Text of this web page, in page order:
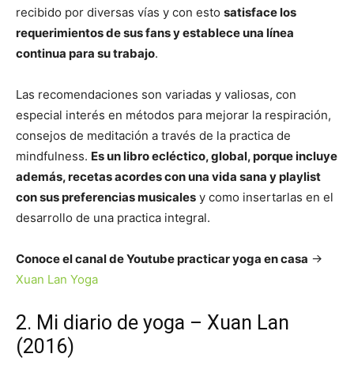
recibido por diversas vías y con esto satisface los
requerimientos de sus fans y establece una línea
continua para su trabajo.
Las recomendaciones son variadas y valiosas, con
especial interés en métodos para mejorar la respiración,
consejos de meditación a través de la practica de
mindfulness. Es un libro ecléctico, global, porque incluye
además, recetas acordes con una vida sana y playlist
con sus preferencias musicales y como insertarlas en el
desarrollo de una practica integral.
Conoce el canal de Youtube practicar yoga en casa ->
Xuan Lan Yoga
2. Mi diario de yoga – Xuan Lan
(2016)